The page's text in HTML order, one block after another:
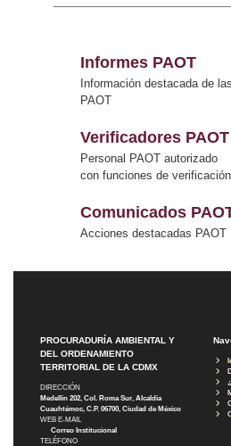
Informes PAOT
Información destacada de
PAOT
Verificadores PAOT
Personal PAOT autorizado
con funciones de verificación
Comunicados
Acciones destacadas PAOT
PROCURADURÍA AMBIENTAL Y
DEL ORDENAMIENTO
TERRITORIAL DE LA CDMX
DIRECCIÓN
Medellín 202, Col. Roma Sur, Alcaldía
Cuauhtémoc, C.P. 06700, Ciudad de México
WEB E-MAIL
Correo Institucional
TELÉFONO